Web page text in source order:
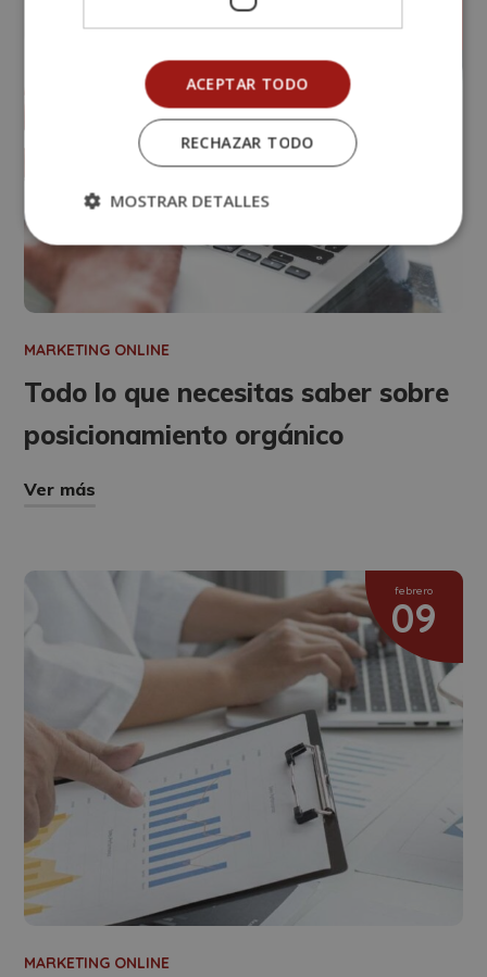
MARKETING ONLINE
Todo lo que necesitas saber sobre
posicionamiento orgánico
Ver más
febrero
09
MARKETING ONLINE
ACEPTAR TODO
RECHAZAR TODO
MOSTRAR DETALLES